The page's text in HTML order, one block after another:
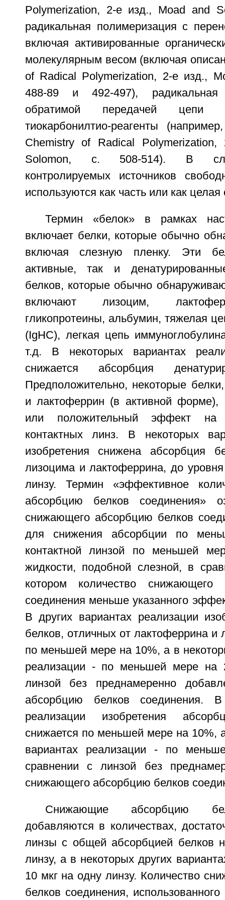
Polymerization, 2-е изд., Moad and
радикальная полимеризация с
включая активированные
молекулярным весом (включая
of Radical Polymerization, 2-е изд.,
488-89 и 492-497),
обратимой передачей цепи
тиокарбонилтио-реагенты
Chemistry of Radical
Solomon, с. 508-514). В
контролируемых источников
используются как часть или как
Термин «белок» в рамках
включает белки, которые обычно
включая слезную пленку. Эти
активные, так и
белков, которые обычно
включают лизоцим,
гликопротеины, альбумин, тяжелая
(IgHC), легкая цепь
т.д. В некоторых вариантах
снижается абсорбция
Предположительно, некоторые
и лактоферрин (в активной форме),
или положительный эффект на
контактных линз. В некоторых
изобретения снижена абсорбция
лизоцима и лактоферрина, до
линзу. Термин «эффективное
абсорбцию белков соединения»
снижающего абсорбцию белков
для снижения абсорбции по
контактной линзой по меньшей
жидкости, подобной слезной, в
котором количество снижающего
соединения меньше указанного
В других вариантах реализации
белков, отличных от лактоферрина и
по меньшей мере на 10%, а в
реализации - по меньшей мере на
линзой без преднамеренно
абсорбцию белков соединения. В
реализации изобретения
снижается по меньшей мере на 10%,
вариантах реализации - по
сравнении с линзой без
снижающего абсорбцию белков
Снижающие абсорбцию
добавляются в количествах,
линзы с общей абсорбцией белков
линзу, а в некоторых других
10 мкг на одну линзу. Количество
белков соединения,